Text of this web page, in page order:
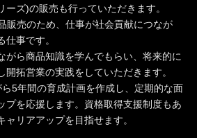
ズ)の販売も行っていただきます。
販売のため、仕事が社会貢献につなが
事です。
がら商品知識を学んでもらい、将来的に
開拓営業の実践をしていただきます。
5年間の育成計画を作成し、定期的な面
プを応援します。資格取得支援制度もあ
ャリアアップを目指せます。